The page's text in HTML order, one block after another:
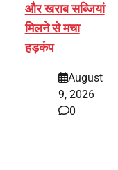
और खराब सब्जियां
मिलने से मचा
हड़कंप
August
9, 2026
0